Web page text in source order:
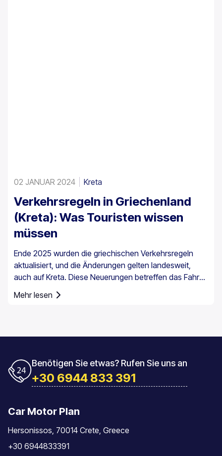
02 JANUAR 2024 Kreta
Verkehrsregeln in Griechenland
(Kreta): Was Touristen wissen
müssen
Ende 2025 wurden die griechischen Verkehrsregeln
aktualisiert, und die Änderungen gelten landesweit,
auch auf Kreta. Diese Neuerungen betreffen das Fahren
Geschwindigkeitsüberwachung und die Pflichten der
Mehr lesen
Benötigen Sie etwas? Rufen Sie uns an
+30 6944 833 391
Car Motor Plan
Hersonissos, 70014 Crete, Greece
+30 6944833391